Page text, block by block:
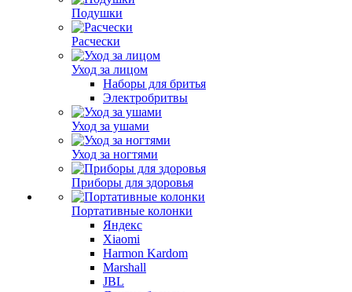
Подушки
Расчески
Уход за лицом
Наборы для бритья
Электробритвы
Уход за ушами
Уход за ногтями
Приборы для здоровья
Портативные колонки
Яндекс
Xiaomi
Harmon Kardom
Marshall
JBL